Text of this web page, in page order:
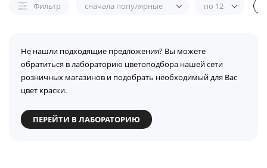
Фильтр сначала популярные по 12
Не нашли подходящие предложения? Вы можете
обратиться в лабораторию цветоподбора нашей сети
розничных магазинов и подобрать необходимый для Вас
цвет краски.
ПЕРЕЙТИ В ЛАБОРАТОРИЮ